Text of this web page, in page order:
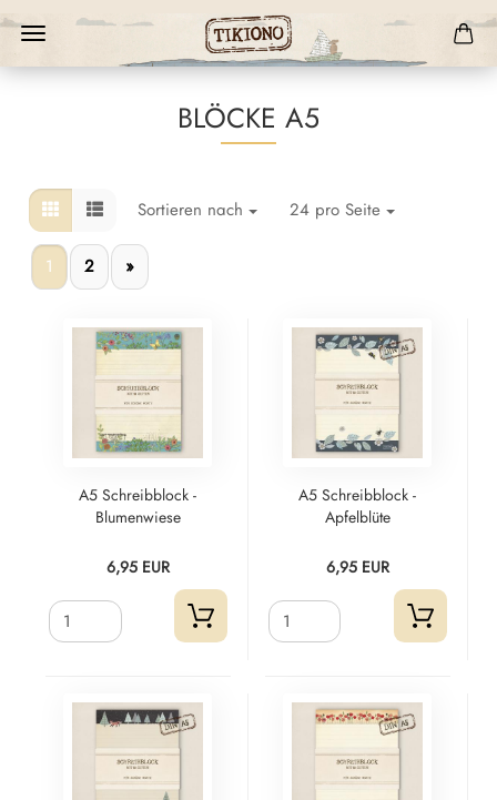
BLÖCKE A5
Sortieren nach 24 pro Seite
1 2 »
A5 Schreibblock -
Blumenwiese
6,95 EUR
A5 Schreibblock -
Apfelblüte
6,95 EUR